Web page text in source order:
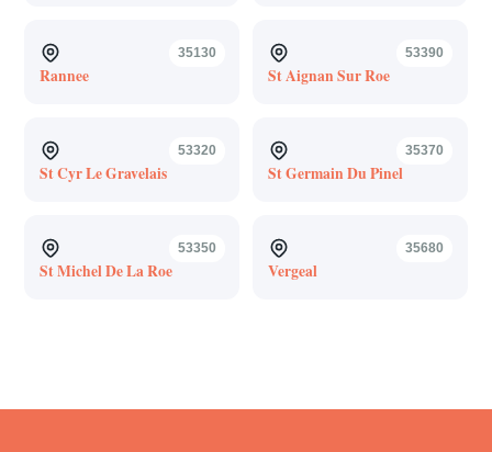
35130
Rannee
53390
St Aignan Sur Roe
53320
St Cyr Le Gravelais
35370
St Germain Du Pinel
53350
St Michel De La Roe
35680
Vergeal